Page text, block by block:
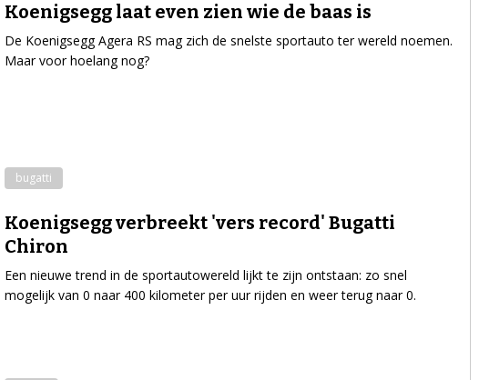
Koenigsegg laat even zien wie de baas is
De Koenigsegg Agera RS mag zich de snelste sportauto ter wereld noemen.
Maar voor hoelang nog?
bugatti
Koenigsegg verbreekt 'vers record' Bugatti
Chiron
Een nieuwe trend in de sportautowereld lijkt te zijn ontstaan: zo snel
mogelijk van 0 naar 400 kilometer per uur rijden en weer terug naar 0.